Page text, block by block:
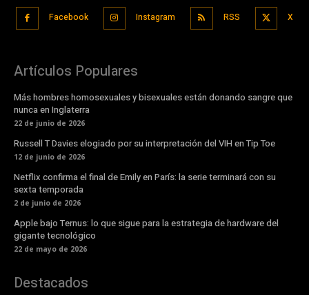
Facebook Instagram RSS X
Artículos Populares
Más hombres homosexuales y bisexuales están donando sangre que
nunca en Inglaterra
22 de junio de 2026
Russell T Davies elogiado por su interpretación del VIH en Tip Toe
12 de junio de 2026
Netflix confirma el final de Emily en París: la serie terminará con su
sexta temporada
2 de junio de 2026
Apple bajo Ternus: lo que sigue para la estrategia de hardware del
gigante tecnológico
22 de mayo de 2026
Destacados